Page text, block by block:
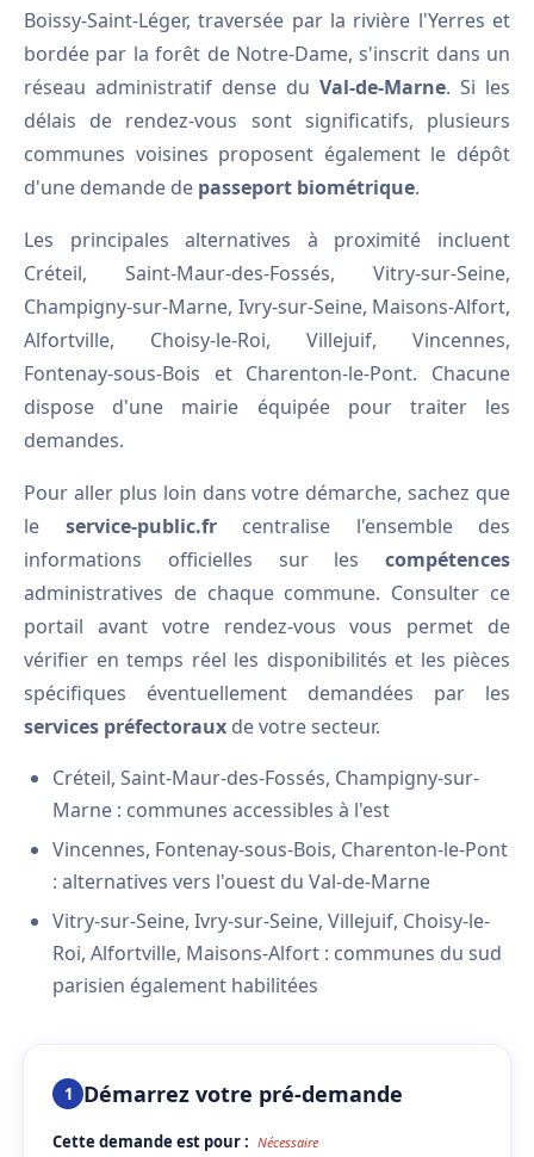
Boissy-Saint-Léger, traversée par la rivière l'Yerres et
bordée par la forêt de Notre-Dame, s'inscrit dans un
réseau administratif dense du Val-de-Marne. Si les
délais de rendez-vous sont significatifs, plusieurs
communes voisines proposent également le dépôt
d'une demande de passeport biométrique.
Les principales alternatives à proximité incluent
Créteil, Saint-Maur-des-Fossés, Vitry-sur-Seine,
Champigny-sur-Marne, Ivry-sur-Seine, Maisons-Alfort,
Alfortville, Choisy-le-Roi, Villejuif, Vincennes,
Fontenay-sous-Bois et Charenton-le-Pont. Chacune
dispose d'une mairie équipée pour traiter les
demandes.
Pour aller plus loin dans votre démarche, sachez que
le service-public.frcentralise l'ensemble des
informations officielles sur les compétences
administratives de chaque commune. Consulter ce
portail avant votre rendez-vous vous permet de
vérifier en temps réel les disponibilités et les pièces
spécifiques éventuellement demandées par les
services préfectoraux de votre secteur.
Créteil, Saint-Maur-des-Fossés, Champigny-sur-
Marne : communes accessibles à l'est
Vincennes, Fontenay-sous-Bois, Charenton-le-Pont
: alternatives vers l'ouest du Val-de-Marne
Vitry-sur-Seine, Ivry-sur-Seine, Villejuif, Choisy-le-
Roi, Alfortville, Maisons-Alfort : communes du sud
parisien également habilitées
1 Démarrez votre pré-demande
Cette demande est pour : Nécessaire